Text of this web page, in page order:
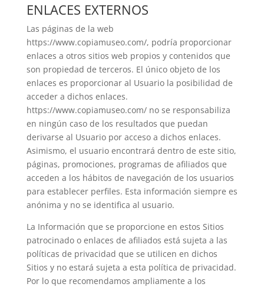
ENLACES EXTERNOS
Las páginas de la web
https://www.copiamuseo.com/, podría proporcionar
enlaces a otros sitios web propios y contenidos que
son propiedad de terceros. El único objeto de los
enlaces es proporcionar al Usuario la posibilidad de
acceder a dichos enlaces.
https://www.copiamuseo.com/ no se responsabiliza
en ningún caso de los resultados que puedan
derivarse al Usuario por acceso a dichos enlaces.
Asimismo, el usuario encontrará dentro de este sitio,
páginas, promociones, programas de afiliados que
acceden a los hábitos de navegación de los usuarios
para establecer perfiles. Esta información siempre es
anónima y no se identifica al usuario.
La Información que se proporcione en estos Sitios
patrocinado o enlaces de afiliados está sujeta a las
políticas de privacidad que se utilicen en dichos
Sitios y no estará sujeta a esta política de privacidad.
Por lo que recomendamos ampliamente a los